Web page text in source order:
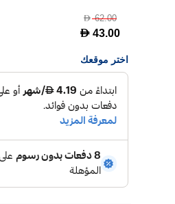
D62.00
D 43.00
اختر موقعك